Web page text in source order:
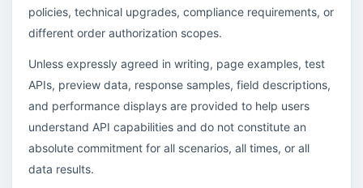
policies, technical upgrades, compliance requirements, or
different order authorization scopes.
Unless expressly agreed in writing, page examples, test
APIs, preview data, response samples, field descriptions,
and performance displays are provided to help users
understand API capabilities and do not constitute an
absolute commitment for all scenarios, all times, or all
data results.